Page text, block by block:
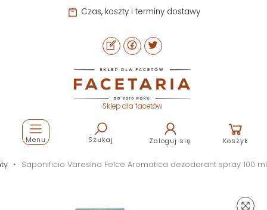
Czas, koszty i terminy dostawy
Sklep dla facetów
Szukaj Zaloguj się Koszyk
Menu
Saponificio Varesino Felce Aromatica dezodorant spray 100 ml